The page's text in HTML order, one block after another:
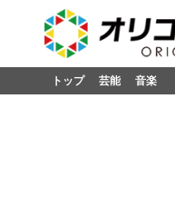
トップ 芸能 音楽